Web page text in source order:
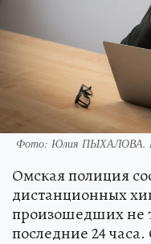
Фото: Юлия ПЫХАЛОВА.
Омская полиция
дистанционных
произошедших не
последние 24